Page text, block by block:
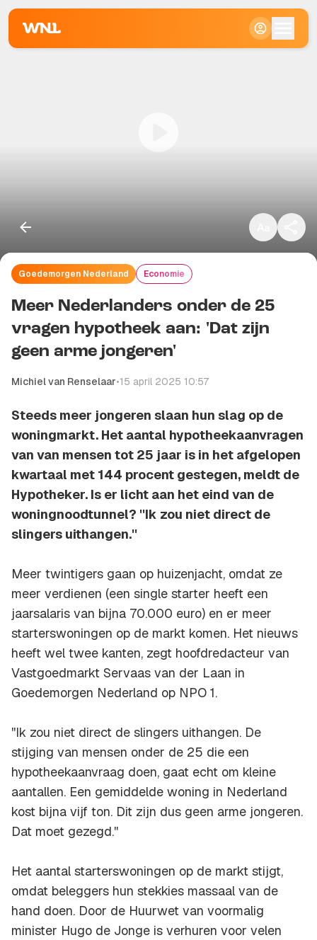
Goedemorgen Nederland Economie
Meer Nederlanders onder de 25
vragen hypotheek aan: 'Dat zijn
geen arme jongeren'
Michiel van Renselaar•15 april 2025 10:57
Steeds meer jongeren slaan hun slag op de
woningmarkt. Het aantal hypotheekaanvragen
van van mensen tot 25 jaar is in het afgelopen
kwartaal met 144 procent gestegen, meldt de
Hypotheker. Is er licht aan het eind van de
woningnoodtunnel? ''Ik zou niet direct de
slingers uithangen.''
Meer twintigers gaan op huizenjacht, omdat ze
meer verdienen (een single starter heeft een
jaarsalaris van bijna 70.000 euro) en er meer
starterswoningen op de markt komen. Het nieuws
heeft wel twee kanten, zegt hoofdredacteur van
Vastgoedmarkt Servaas van der Laan in
Goedemorgen Nederland op NPO 1.
''Ik zou niet direct de slingers uithangen. De
stijging van mensen onder de 25 die een
hypotheekaanvraag doen, gaat echt om kleine
aantallen. Een gemiddelde woning in Nederland
kost bijna vijf ton. Dit zijn dus geen arme jongeren.
Dat moet gezegd.''
Het aantal starterswoningen op de markt stijgt,
omdat beleggers hun stekkies massaal van de
hand doen. Door de Huurwet van voormalig
minister Hugo de Jonge is verhuren voor velen